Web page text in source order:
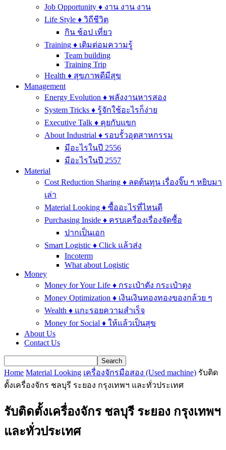
Job Opportunity ♦ งาน งาน งาน
Life Style ♦ วิถีชีวิต
กิน ช้อป เที่ยว
Training ♦ เติมต่อมความรู้
Team building
Training Trip
Health ♦ สุขภาพดีมีสุข
Management
Energy Evolution ♦ พลังงานหารสอง
System Tricks ♦ รู้จักใช้อะไรก็ง่าย
Executive Talk ♦ คุยกับแขก
About Industrial ♦ รอบรั้วอุตสาหกรรม
มีอะไรในปี 2556
มีอะไรในปี 2557
Material
Cost Reduction Sharing ♦ ลดต้นทุน เรื่องจิ๊บ ๆ หยิบมา
เล่า
Material Looking ♦ ซื้ออะไรที่ไหนดี
Purchasing Inside ♦ ครบเครื่องเรื่องจัดซื้อ
ปากเป็นเอก
Smart Logistic ♦ Click แล้วส่ง
Incoterm
What about Logistic
Money
Money for Your Life ♦ กระเป๋าตัง กระเป๋าตุง
Money Optimization ♦ เงินเงินทองทองของกล้วย ๆ
Wealth ♦ แกะรอยความสำเร็จ
Money for Social ♦ ให้แล้วเป็นสุข
About Us
Contact Us
Home Material Looking เครื่องจักรมือสอง (Used machine) รับติด
ตั้งเครื่องจักร ชลบุรี ระยอง กรุงเทพฯ และทั่วประเทศ
รับติดตั้งเครื่องจักร ชลบุรี ระยอง กรุงเทพฯ
และทั่วประเทศ